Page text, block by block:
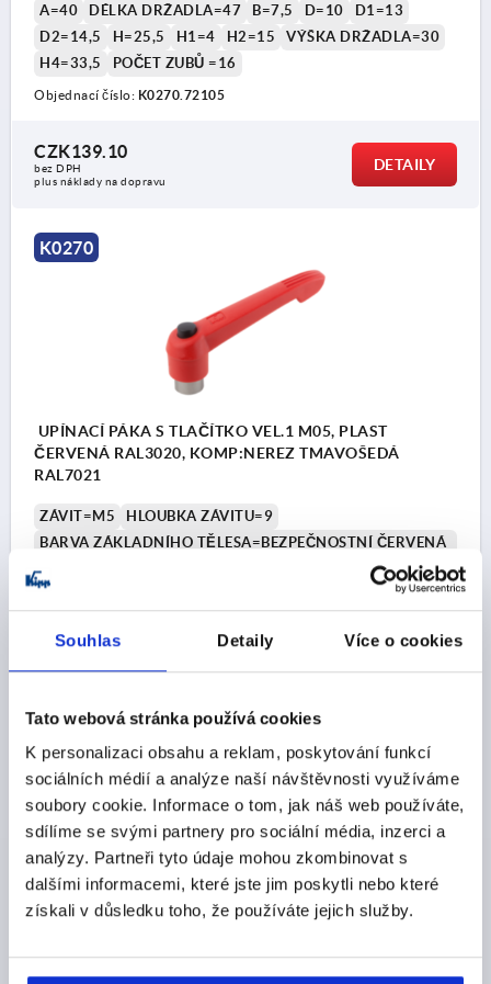
Souhlas Detaily Více o cookies
Tato webová stránka používá cookies
K personalizaci obsahu a reklam, poskytování funkcí
sociálních médií a analýze naší návštěvnosti využíváme
soubory cookie. Informace o tom, jak náš web používáte,
sdílíme se svými partnery pro sociální média, inzerci a
analýzy. Partneři tyto údaje mohou zkombinovat s
dalšími informacemi, které jste jim poskytli nebo které
získali v důsledku toho, že používáte jejich služby.
A=40
DÉLKA DRŽADLA=47 B=7,5 D=10
D1=13
D2=14,5
H=25,5 H1=4 H2=15
VÝŠKA DRŽADLA=30
H4=33,5
POČET ZUBŮ =16
Objednací číslo: K0270.72105
CZK139.10
bez DPH
plus náklady na dopravu
DETAILY
K0270
UPÍNACÍ PÁKA S TLAČÍTKO VEL.1 M05, PLAST
ČERVENÁ RAL3020, KOMP:NEREZ TMAVOŠEDÁ
RAL7021
ZÁVIT=M5
HLOUBKA ZÁVITU=9
BARVA ZÁKLADNÍHO TĚLESA=BEZPEČNOSTNÍ ČERVENÁ
A=40
D1=13
H4=33,5
POČET ZUBŮ =16
Objednací číslo:K0270.73105
CZK139.10
bez DPH
plus náklady na dopravu
DETAILY
K0270